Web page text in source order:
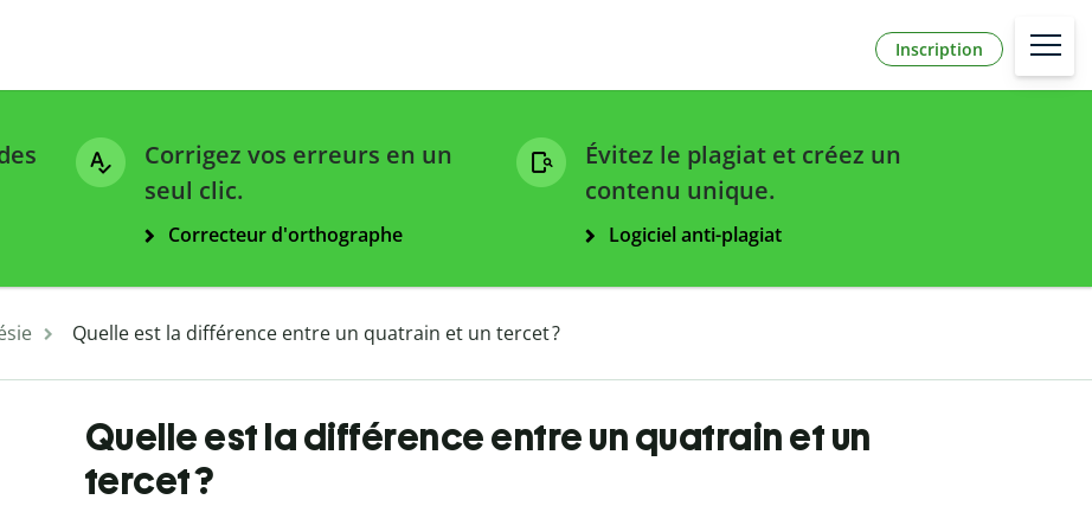
Inscription
Corrigez vos erreurs en un
seul clic.
Correcteur d'orthographe
Évitez le plagiat et créez un
contenu unique.
Logiciel anti-plagiat
Quelle est la différence entre un quatrain et un tercet ?
Quelle est la différence entre un quatrain et un
tercet ?